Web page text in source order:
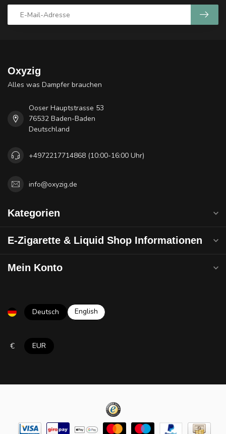
Oxyzig
Alles was Dampfer brauchen
Ooser Hauptstrasse 53
76532 Baden-Baden
Deutschland
+4972217714868 (10:00-16:00 Uhr)
info@oxyzig.de
Kategorien
E-Zigarette & Liquid Shop Informationen
Mein Konto
Deutsch English
€ EUR